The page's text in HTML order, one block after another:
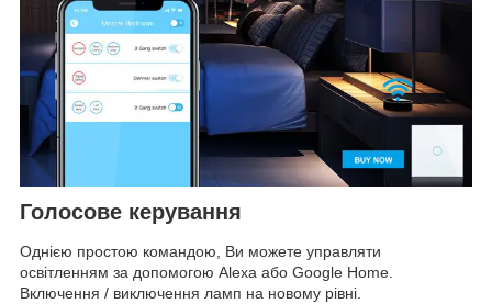
Голосове керування
Однією простою командою, Ви можете управляти
освітленням за допомогою Alexa або Google Home.
Включення / виключення ламп на новому рівні.